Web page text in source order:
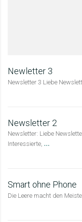
Newletter 3
Newsletter 3 Liebe
Newsletter 2
Newsletter: Liebe
Interessierte, ...
Smart ohne Phone
Die Leere macht den